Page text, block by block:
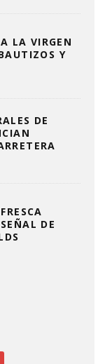
LA VIRGEN
Y
DE
DE